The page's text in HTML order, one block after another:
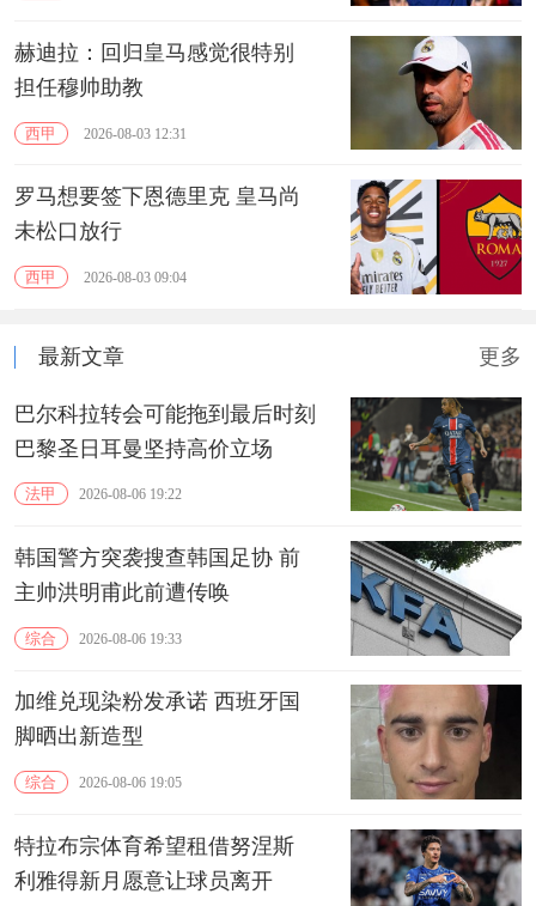
赫迪拉：回归皇马感觉很特别
担任穆帅助教
西甲 2026-08-03 12:31
罗马想要签下恩德里克 皇马尚
未松口放行
西甲 2026-08-03 09:04
最新文章 更多
巴尔科拉转会可能拖到最后时刻
巴黎圣日耳曼坚持高价立场
法甲 2026-08-06 19:22
韩国警方突袭搜查韩国足协 前
主帅洪明甫此前遭传唤
综合 2026-08-06 19:33
加维兑现染粉发承诺 西班牙国
脚晒出新造型
综合 2026-08-06 19:05
特拉布宗体育希望租借努涅斯
利雅得新月愿意让球员离开